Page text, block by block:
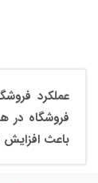
عملکرد
فروشگاه در
باعث